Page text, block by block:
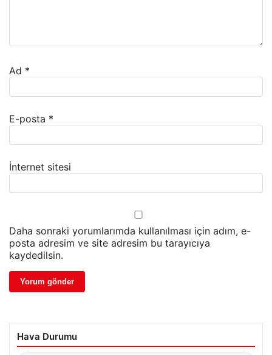
Ad *
E-posta *
İnternet sitesi
Daha sonraki yorumlarımda kullanılması için adım, e-
posta adresim ve site adresim bu tarayıcıya
kaydedilsin.
Hava Durumu